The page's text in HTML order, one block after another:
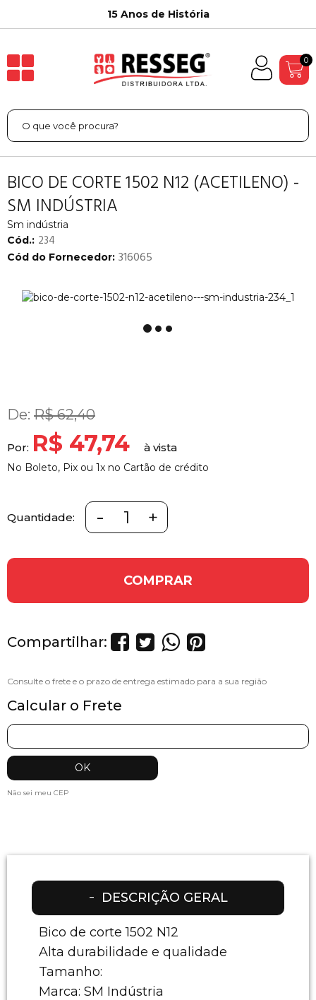
15 Anos de História
0
BICO DE CORTE 1502 N12 (ACETILENO) -
SM INDÚSTRIA
Sm indústria
Cód.: 234
Cód do Fornecedor: 316065
De: R$ 62,40
Por: R$ 47,74
No Boleto, Pix ou 1x no Cartão de crédito
Quantidade: - +
COMPRAR
Compartilhar:
Calcular o Frete
Não sei meu CEP
DESCRIÇÃO GERAL
Bico de corte 1502 N12
Alta durabilidade e qualidade
Tamanho:
Marca: SM Indústria